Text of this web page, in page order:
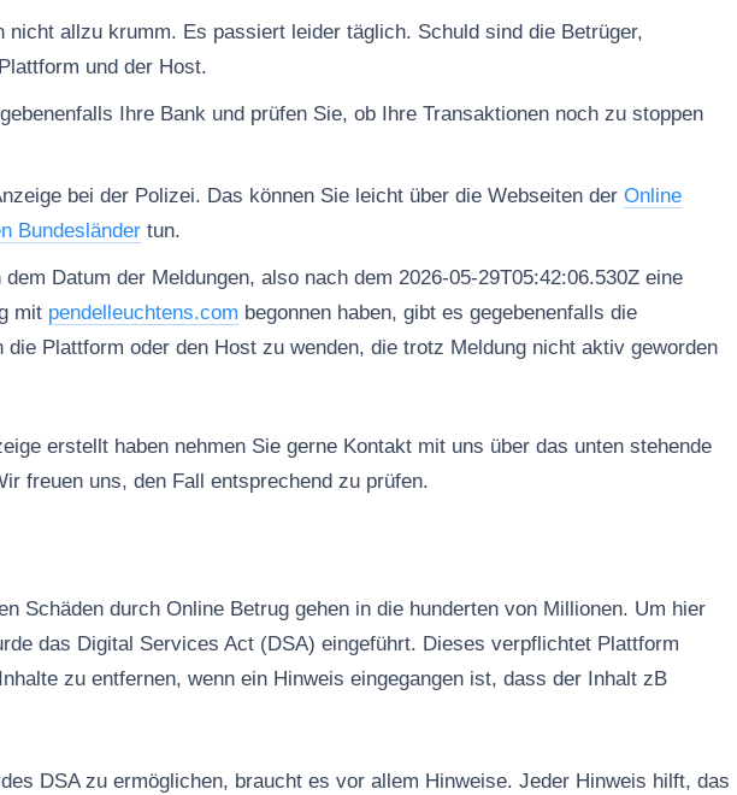
nicht allzu krumm. Es passiert leider täglich. Schuld sind die Betrüger,
und der Host.
Ihre Bank und prüfen Sie, ob Ihre Transaktionen noch zu stoppen
bei der Polizei. Das können Sie leicht über die Webseiten der Online
Bundesländer tun.
Datum der Meldungen, also nach dem 2026-05-29T05:42:06.530Z eine
mit pendelleuchtens.com begonnen haben, gibt es gegebenenfalls die
Plattform oder den Host zu wenden, die trotz Meldung nicht aktiv geworden
erstellt haben nehmen Sie gerne Kontakt mit uns über das unten stehende
freuen uns, den Fall entsprechend zu prüfen.
Schäden durch Online Betrug gehen in die hunderten von Millionen. Um hier
das Digital Services Act (DSA) eingeführt. Dieses verpflichtet Plattform
zu entfernen, wenn ein Hinweis eingegangen ist, dass der Inhalt zB
DSA zu ermöglichen, braucht es vor allem Hinweise. Jeder Hinweis hilft, das